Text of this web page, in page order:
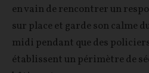
en vain de rencontrer un
sur place et garde son calme
midi pendant que des
établissent un périmètre de